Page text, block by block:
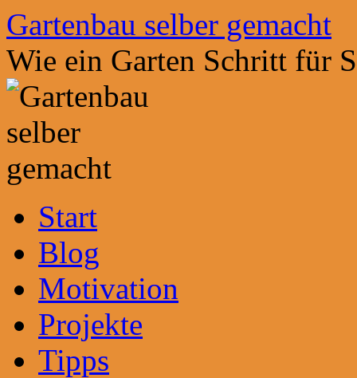
Zum
Inhalt
springen
Gartenbau selber gemacht
Wie ein Garten Schritt für
Start
Blog
Motivation
Projekte
Tipps